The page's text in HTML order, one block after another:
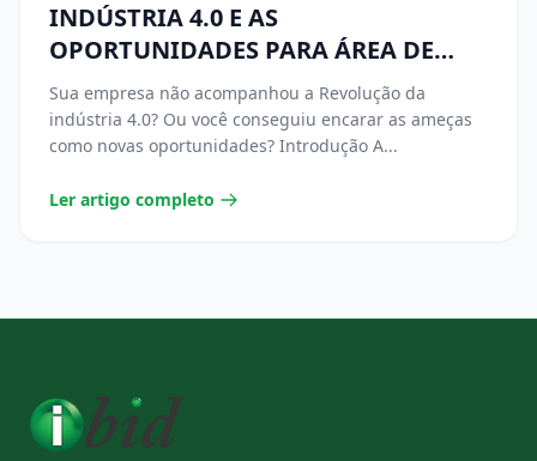
INDÚSTRIA 4.0 E AS
OPORTUNIDADES PARA ÁREA DE
SUPRIMENTOS
Sua empresa não acompanhou a Revolução da
indústria 4.0? Ou você conseguiu encarar as ameças
como novas oportunidades? Introdução A...
Ler artigo completo